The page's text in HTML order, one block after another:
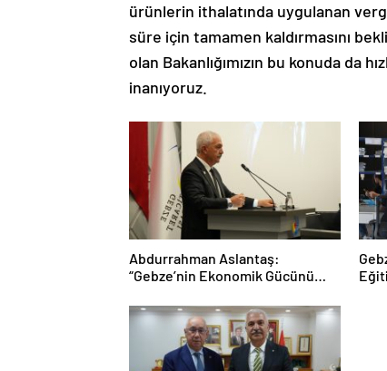
ürünlerin ithalatında uygulanan
süre için tamamen kaldırmasını
olan Bakanlığımızın bu konuda da
inanıyoruz.
Abdurrahman Aslantaş:
“Gebze’nin Ekonomik Gücünü